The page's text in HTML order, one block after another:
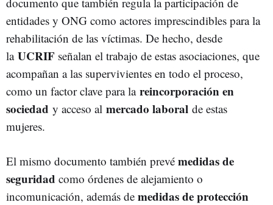
entidades y ONG como actores imprescindibles para la
rehabilitación de las víctimas. De hecho, desde
la UCRIF señalan el trabajo de estas asociaciones, que
acompañan a las supervivientes en todo el proceso,
como un factor clave para la reincorporación en
sociedad y acceso al mercado laboral de estas
mujeres.
El mismo documento también prevé medidas de
seguridad como órdenes de alejamiento o
incomunicación, además de medidas de protección